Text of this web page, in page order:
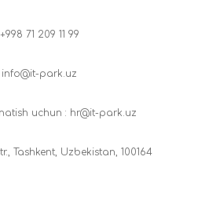
+998 71 209 11 99
info@it-park.uz
uchun : hr@it-park.uz
Tashkent, Uzbekistan, 100164